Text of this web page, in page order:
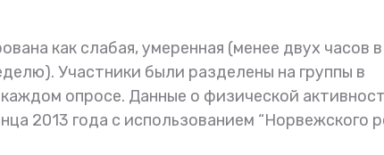
как слабая, умеренная (менее двух часов в
Участники были разделены на группы в
опросе. Данные о физической
2013 года с использованием “Норвежского